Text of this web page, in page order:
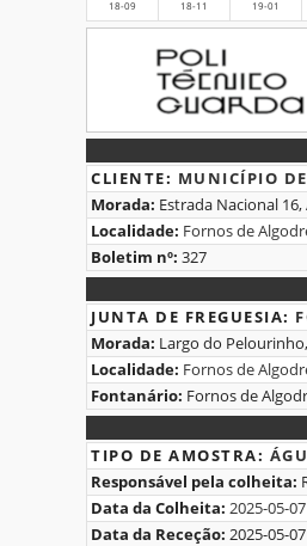
18-09 18-11 19-01
1.Identificação
do
Cliente
CLIENTE: MUNICÍPIO
Morada: Estrada Nacional
Localidade: Fornos de
Boletim nº: 327
2.Identificação
da
Localidade
do
JUNTA DE FREGUESIA:
Morada: Largo do
Localidade: Fornos de
Fontanário: Fornos de
3.Dados
da
Amostra
TIPO DE AMOSTRA:
Responsável pela colheita:
Data da Colheita: 2025-05-07
Data da Receção: 2025-05-07